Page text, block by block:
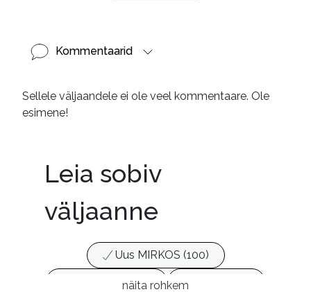
Kommentaarid
Sellele väljaandele ei ole veel kommentaare. Ole
esimene!
Leia sobiv
väljaanne
Uus MIRKOS (100)
Populaarsed (25)
Ajakirjad (17)
näita rohkem